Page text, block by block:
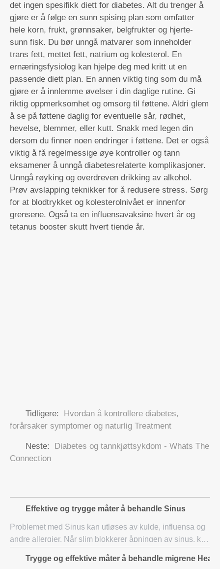
det ingen spesifikk diett for diabetes. Alt du trenger å
gjøre er å følge en sunn spising plan som omfatter
hele korn, frukt, grønnsaker, belgfrukter og hjerte-
sunn fisk. Du bør unngå matvarer som inneholder
trans fett, mettet fett, natrium og kolesterol. En
ernæringsfysiolog kan hjelpe deg med kritt ut en
passende diett plan. En annen viktig ting som du må
gjøre er å innlemme øvelser i din daglige rutine. Gi
riktig oppmerksomhet og omsorg til føttene. Aldri glem
å se på føttene daglig for eventuelle sår, rødhet,
hevelse, blemmer, eller kutt. Snakk med legen din
dersom du finner noen endringer i føttene. Det er også
viktig å få regelmessige øye kontroller og tann
eksamener å unngå diabetesrelaterte komplikasjoner.
Unngå røyking og overdreven drikking av alkohol.
Prøv avslapping teknikker for å redusere stress. Sørg
for at blodtrykket og kolesterolnivået er innenfor
grensene. Også ta en influensavaksine hvert år og
tetanus booster skutt hvert tiende år.
Tidligere:
Hvordan å kontrollere diabetes,
forårsaker symptomer og naturlig Treatment
Neste:
Diabetes og tannkjøttsykdom - Whats The
Connection
Effektive og trygge måter å behandle Sinus
Problemet med Sinus kan utløses av kulde, influensa og
andre allergier. Når slim blokkerer åpningen av sinus, kan
infeksjoner er svært ut
Trygge og effektive måter å behandle migrene